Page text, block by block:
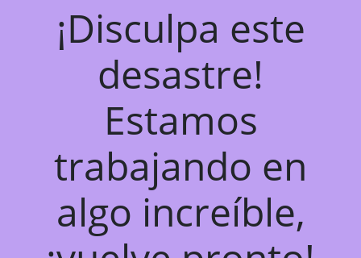
¡Disculpa este
desastre!
Estamos
trabajando en
algo increíble,